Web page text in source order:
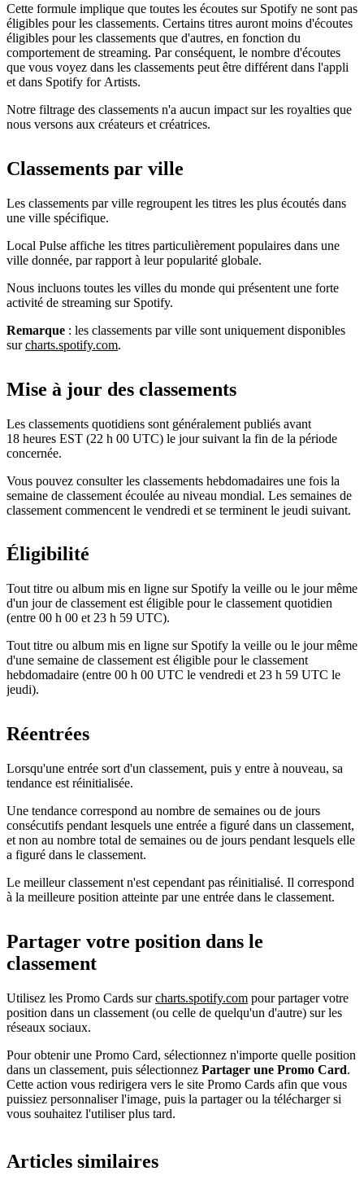
Cette formule implique que toutes les écoutes sur Spotify ne sont pas
éligibles pour les classements. Certains titres auront moins d'écoutes
éligibles pour les classements que d'autres, en fonction du
comportement de streaming. Par conséquent, le nombre d'écoutes
que vous voyez dans les classements peut être différent dans l'appli
et dans Spotify for Artists.
Notre filtrage des classements n'a aucun impact sur les royalties que
nous versons aux créateurs et créatrices.
Classements par ville
Les classements par ville regroupent les titres les plus écoutés dans
une ville spécifique.
Local Pulse affiche les titres particulièrement populaires dans une
ville donnée, par rapport à leur popularité globale.
Nous incluons toutes les villes du monde qui présentent une forte
activité de streaming sur Spotify.
Remarque : les classements par ville sont uniquement disponibles
surcharts.spotify.com.
Mise à jour des classements
Les classements quotidiens sont généralement publiés avant
18 heures EST (22 h 00 UTC) le jour suivant la fin de la période
concernée.
Vous pouvez consulter les classements hebdomadaires une fois la
semaine de classement écoulée au niveau mondial. Les semaines de
classement commencent le vendredi et se terminent le jeudi suivant.
Éligibilité
Tout titre ou album mis en ligne sur Spotify la veille ou le jour même
d'un jour de classement est éligible pour le classement quotidien
(entre 00 h 00 et 23 h 59 UTC).
Tout titre ou album mis en ligne sur Spotify la veille ou le jour même
d'une semaine de classement est éligible pour le classement
hebdomadaire (entre 00 h 00 UTC le vendredi et 23 h 59 UTC le
jeudi).
Réentrées
Lorsqu'une entrée sort d'un classement, puis y entre à nouveau, sa
tendance est réinitialisée.
Une tendance correspond au nombre de semaines ou de jours
consécutifs pendant lesquels une entrée a figuré dans un classement,
et non au nombre total de semaines ou de jours pendant lesquels elle
a figuré dans le classement.
Le meilleur classement n'est cependant pas réinitialisé. Il correspond
à la meilleure position atteinte par une entrée dans le classement.
Partager votre position dans le
classement
Utilisez les Promo Cards surcharts.spotify.com pour partager votre
position dans un classement (ou celle de quelqu'un d'autre) sur les
réseaux sociaux.
Pour obtenir une Promo Card, sélectionnez n'importe quelle position
dans un classement, puis sélectionnez Partager une Promo Card.
Cette action vous redirigera vers le site Promo Cards afin que vous
puissiez personnaliser l'image, puis la partager ou la télécharger si
vous souhaitez l'utiliser plus tard.
Articles similaires